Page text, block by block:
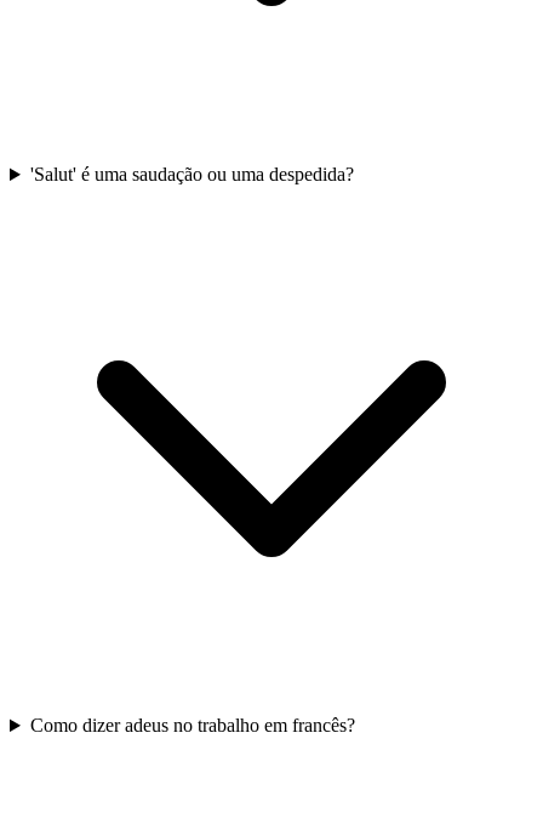
'Salut' é uma saudação ou uma despedida?
Como dizer adeus no trabalho em francês?